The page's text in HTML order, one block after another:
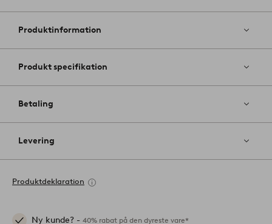
til
Produktinformation
Produkt specifikation
Betaling
Levering
Produktdeklaration
Ny kunde? - 40% rabat på den dyreste vare*